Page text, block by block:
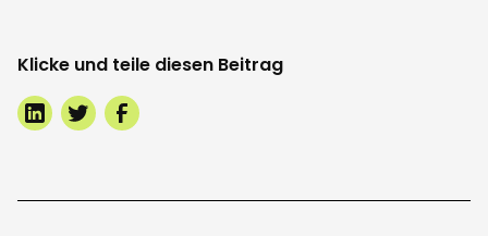
Klicke und teile diesen Beitrag